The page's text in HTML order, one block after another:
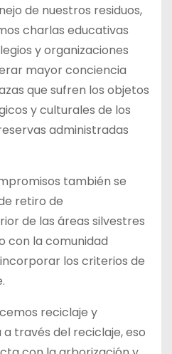
de nuestros residuos,
charlas educativas
y organizaciones
mayor conciencia
que sufren los objetos
y culturales de los
administradas
también se
retiro de
de las áreas silvestres
con la comunidad
los criterios de
reciclaje y
través del reciclaje, eso